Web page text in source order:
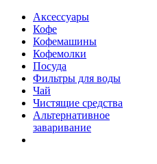
Аксессуары
Кофе
Кофемашины
Кофемолки
Посуда
Фильтры для воды
Чай
Чистящие средства
Альтернативное
заваривание